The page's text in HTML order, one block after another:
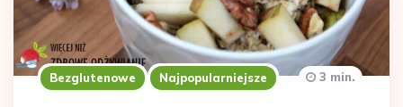
Bezglutenowe Najpopularniejsze 3 min.